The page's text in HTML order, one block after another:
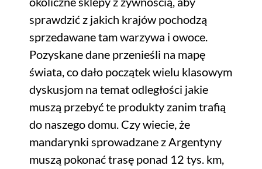
sprawdzić z jakich krajów pochodzą
sprzedawane tam warzywa i owoce.
Pozyskane dane przenieśli na mapę
świata, co dało początek wielu klasowym
dyskusjom na temat odległości jakie
muszą przebyć te produkty zanim trafią
do naszego domu. Czy wiecie, że
mandarynki sprowadzane z Argentyny
muszą pokonać trasę ponad 12 tys. km,